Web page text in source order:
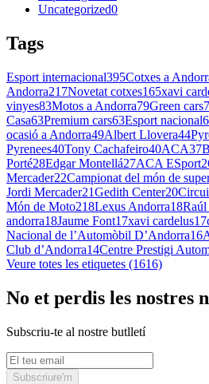
Uncategorized0
Tags
Esport internacional395Cotxes a
Andorra217Novetat cotxes165xavi
vinyes83Motos a Andorra79Green cars
Casa63Premium cars63Esport nacional
ocasió a Andorra49Albert Llovera44
Pyrenees40Tony Cachafeiro40ACA37
Porté28Edgar Montellá27ACA ESport
Mercader22Campionat del món de
Jordi Mercader21Gedith Center20
Món de Moto218Lexus Andorra18Raúl
andorra18Jaume Font17xavi cardelus17
Nacional de l’Automòbil D’Andorra16
Club d’Andorra14Centre Prestigi
Veure totes les etiquetes (1616)
No et perdis les nostres
Subscriu-te al nostre butlletí
Subscriure'm